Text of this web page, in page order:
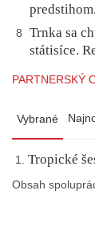
8
Trnka sa
státisíce.
PARTNERSKÝ
Vybrané
Tropické
Obsah